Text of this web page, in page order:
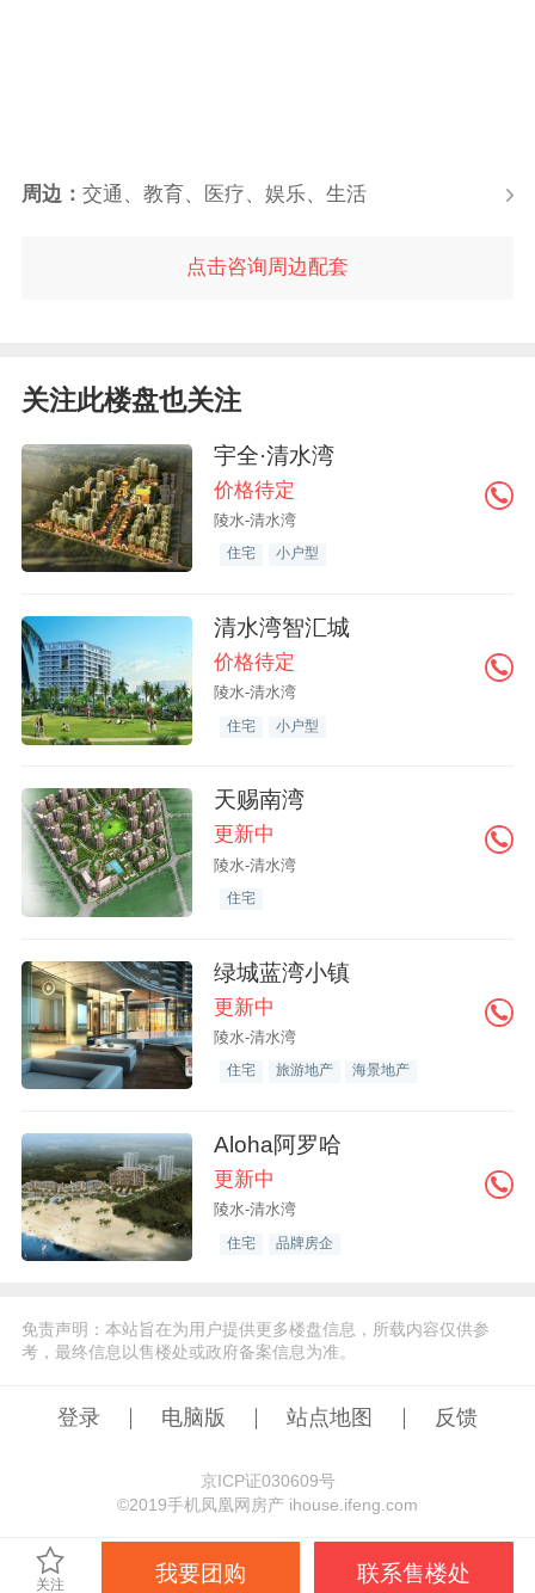
周边： 交通、教育、医疗、娱乐、生活
点击咨询周边配套
关注此楼盘也关注
宇全·清水湾
价格待定
陵水-清水湾
住宅 小户型
清水湾智汇城
价格待定
陵水-清水湾
住宅 小户型
天赐南湾
更新中
陵水-清水湾
住宅
绿城蓝湾小镇
更新中
陵水-清水湾
住宅 旅游地产 海景地产
Aloha阿罗哈
更新中
陵水-清水湾
住宅 品牌房企
免责声明：本站旨在为用户提供更多楼盘信息，所载内容仅供参
考，最终信息以售楼处或政府备案信息为准。
登录 电脑版 站点地图 反馈
京ICP证030609号
©️2019手机凤凰网房产 ihouse.ifeng.com
关注 我要团购 联系售楼处